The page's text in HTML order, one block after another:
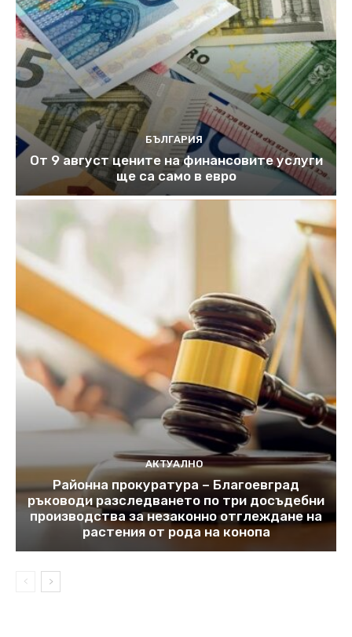
БЪЛГАРИЯ
От 9 август цените на финансовите услуги
ще са само в евро
АКТУАЛНО
Районна прокуратура – Благоевград
ръководи разследването по три досъдебни
производства за незаконно отглеждане на
растения от рода на конопа